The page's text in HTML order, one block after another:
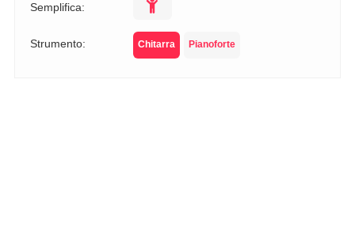
Semplifica:
Strumento: Chitarra Pianoforte